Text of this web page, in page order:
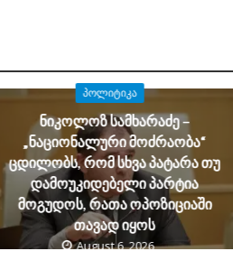
ᲞᲝᲚᲘᲢᲘᲙᲐ
ნიკოლოზ სამხარაძე –
„ნაციონალური მოძრაობა“
ცდილობს, რომ სხვა პატარა თუ
დამოუკიდებელი პარტია
მოგუდოს, რათა ოპოზიციაში
თავად იყოს
August 6, 2026